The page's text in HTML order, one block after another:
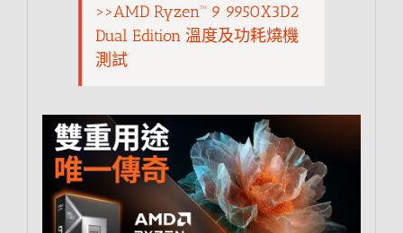
>>AMD Ryzen™ 9 9950X3D2
Dual Edition 溫度及功耗燒機
測試